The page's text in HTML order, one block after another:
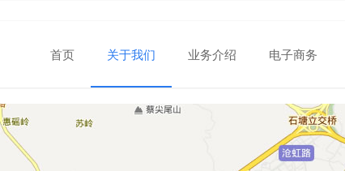
首页 关于我们 业务介绍 电子商务